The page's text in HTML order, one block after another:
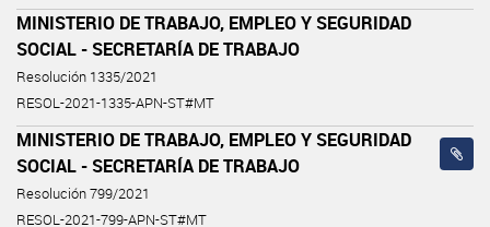
MINISTERIO DE TRABAJO, EMPLEO Y SEGURIDAD
SOCIAL - SECRETARÍA DE TRABAJO
Resolución 1335/2021
RESOL-2021-1335-APN-ST#MT
MINISTERIO DE TRABAJO, EMPLEO Y SEGURIDAD
SOCIAL - SECRETARÍA DE TRABAJO
Resolución 799/2021
RESOL-2021-799-APN-ST#MT